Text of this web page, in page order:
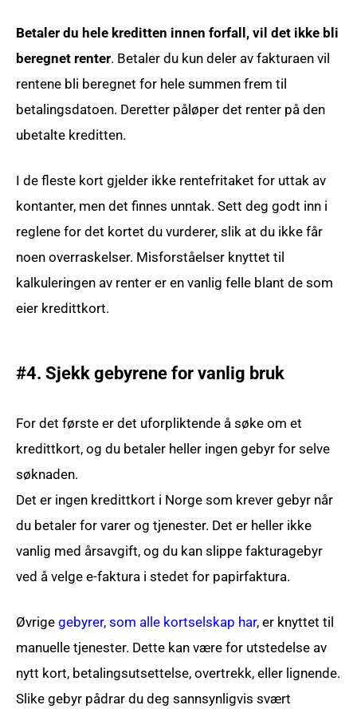
Betaler du hele kreditten innen forfall, vil det ikke bli
beregnet renter. Betaler du kun deler av fakturaen vil
rentene bli beregnet for hele summen frem til
betalingsdatoen. Deretter påløper det renter på den
ubetalte kreditten.
I de fleste kort gjelder ikke rentefritaket for uttak av
kontanter, men det finnes unntak. Sett deg godt inn i
reglene for det kortet du vurderer, slik at du ikke får
noen overraskelser. Misforståelser knyttet til
kalkuleringen av renter er en vanlig felle blant de som
eier kredittkort.
#4. Sjekk gebyrene for vanlig bruk
For det første er det uforpliktende å søke om et
kredittkort, og du betaler heller ingen gebyr for selve
søknaden.
Det er ingen kredittkort i Norge som krever gebyr når
du betaler for varer og tjenester. Det er heller ikke
vanlig med årsavgift, og du kan slippe fakturagebyr
ved å velge e-faktura i stedet for papirfaktura.
Øvrigegebyrer, som alle kortselskap har, er knyttet til
manuelle tjenester. Dette kan være for utstedelse av
nytt kort, betalingsutsettelse, overtrekk, eller lignende.
Slike gebyr pådrar du deg sannsynligvis svært